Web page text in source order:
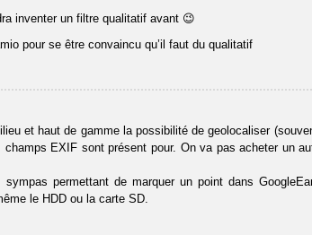
inventer un filtre qualitatif avant 😉
pour se être convaincu qu’il faut du qualitatif
et haut de gamme la possibilité de geolocaliser
EXIF sont présent pour. On va pas acheter un
permettant de marquer un point dans
le HDD ou la carte SD.